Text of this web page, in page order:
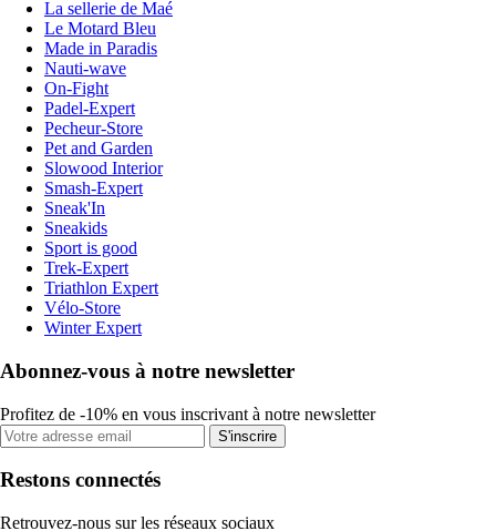
La sellerie de Maé
Le Motard Bleu
Made in Paradis
Nauti-wave
On-Fight
Padel-Expert
Pecheur-Store
Pet and Garden
Slowood Interior
Smash-Expert
Sneak'In
Sneakids
Sport is good
Trek-Expert
Triathlon Expert
Vélo-Store
Winter Expert
Abonnez-vous à notre newsletter
Profitez de -10% en vous inscrivant à notre newsletter
S'inscrire
Restons connectés
Retrouvez-nous sur les réseaux sociaux